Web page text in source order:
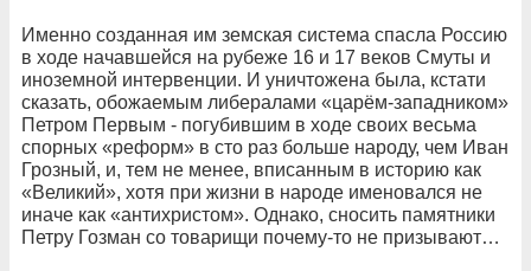
Именно созданная им земская система спасла Россию
в ходе начавшейся на рубеже 16 и 17 веков Смуты и
иноземной интервенции. И уничтожена была, кстати
сказать, обожаемым либералами «царём-западником»
Петром Первым - погубившим в ходе своих весьма
спорных «реформ» в сто раз больше народу, чем Иван
Грозный, и, тем не менее, вписанным в историю как
«Великий», хотя при жизни в народе именовался не
иначе как «антихристом». Однако, сносить памятники
Петру Гозман со товарищи почему-то не призывают…